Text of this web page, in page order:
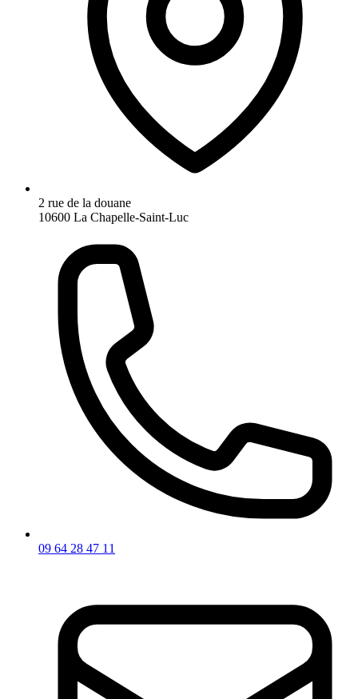
2 rue de la douane
10600 La Chapelle-Saint-Luc
09 64 28 47 11